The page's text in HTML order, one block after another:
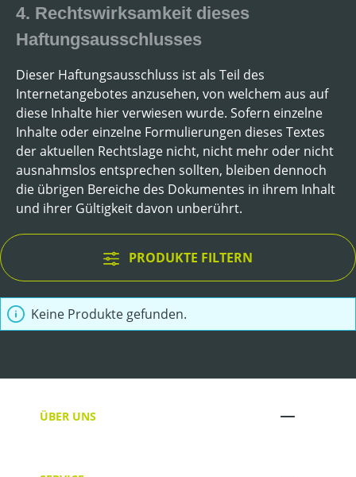
4. Rechtswirksamkeit dieses
Haftungsausschlusses
Dieser Haftungsausschluss ist als Teil des
Internetangebotes anzusehen, von welchem aus auf
diese Inhalte hier verwiesen wurde. Sofern einzelne
Inhalte oder einzelne Formulierungen dieses Textes
der aktuellen Rechtslage nicht, nicht mehr oder nicht
ausnahmslos entsprechen sollten, bleiben dennoch
die übrigen Bereiche des Dokumentes in ihrem Inhalt
und ihrer Gültigkeit davon unberührt.
PRODUKTE FILTERN
Keine Produkte gefunden.
ÜBER UNS